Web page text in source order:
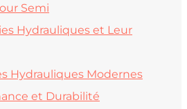
Semi
Hydrauliques et Leur
Hydrauliques Modernes
et Durabilité